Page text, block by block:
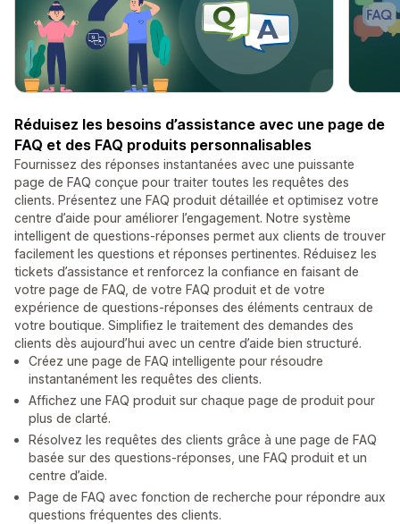
Réduisez les besoins d’assistance avec une page de
FAQ et des FAQ produits personnalisables
Fournissez des réponses instantanées avec une puissante
page de FAQ conçue pour traiter toutes les requêtes des
clients. Présentez une FAQ produit détaillée et optimisez votre
centre d’aide pour améliorer l’engagement. Notre système
intelligent de questions-réponses permet aux clients de trouver
facilement les questions et réponses pertinentes. Réduisez les
tickets d’assistance et renforcez la confiance en faisant de
votre page de FAQ, de votre FAQ produit et de votre
expérience de questions-réponses des éléments centraux de
votre boutique. Simplifiez le traitement des demandes des
clients dès aujourd’hui avec un centre d’aide bien structuré.
Créez une page de FAQ intelligente pour résoudre
instantanément les requêtes des clients.
Affichez une FAQ produit sur chaque page de produit pour
plus de clarté.
Résolvez les requêtes des clients grâce à une page de FAQ
basée sur des questions-réponses, une FAQ produit et un
centre d’aide.
Page de FAQ avec fonction de recherche pour répondre aux
questions fréquentes des clients.